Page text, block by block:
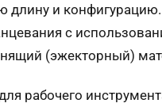
и конфигурацию.
с
(эжекторный)
рабочего